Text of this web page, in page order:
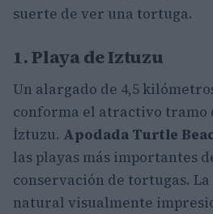
suerte de ver una tortuga.
1. Playa de Iztuzu
Un alargado de 4,5
conforma el atractivo tramo
İztuzu. Apodada Turtle
las playas más importantes
conservación de tortugas.
natural visualmente